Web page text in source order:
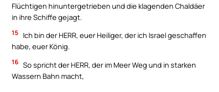
Flüchtigen hinuntergetrieben und die klagenden Chaldäer
in ihre Schiffe gejagt.
15
Ich bin der HERR, euer Heiliger, der ich Israel geschaffen
habe, euer König.
16 So spricht der HERR, der im Meer Weg und in starken
Wassern Bahn macht,